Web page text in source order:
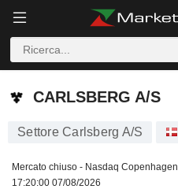
CARLSBERG A/S
CARLSBERG A/S
Settore Carlsberg A/S
Mercato chiuso - Nasdaq Copenhagen
17:20:00 07/08/2026